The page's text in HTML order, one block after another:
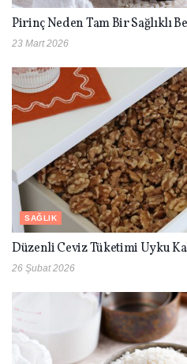
Pirinç Neden Tam Bir Sağlıklı
23 Mart 2026
SAĞLIK
Düzenli Ceviz Tüketimi Uyku
26 Şubat 2026